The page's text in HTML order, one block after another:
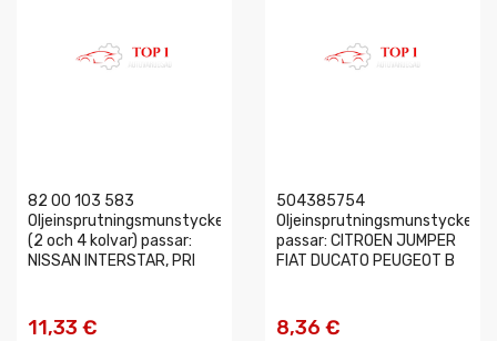
82 00 103 583
Oljeinsprutningsmunstycke
(2 och 4 kolvar) passar:
NISSAN INTERSTAR, PRI
11,33 €
504385754
Oljeinsprutningsmunstycke
passar: CITROEN JUMPER
FIAT DUCATO PEUGEOT B
8,36 €